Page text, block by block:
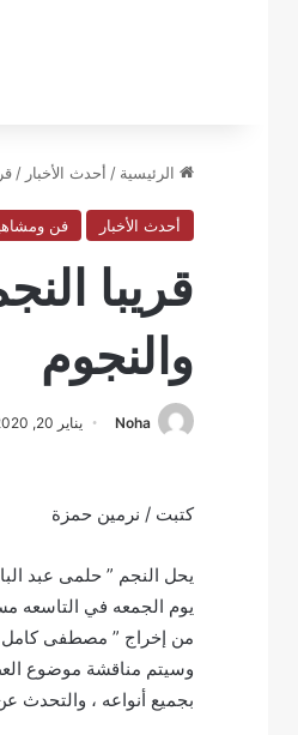
الرئيسية / أحدث الأخبار /
أحدث الأخبار فن
قريبا
والنجوم
Noha يناير 20, 2020
كتبت / نرمين حمزة
يوم الجمعه في التاسعه
من إخراج ” مصطفى كامل
وسيتم مناقشة موضوع
بجميع أنواعه ، والتحدث